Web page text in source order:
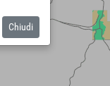
Chiudi